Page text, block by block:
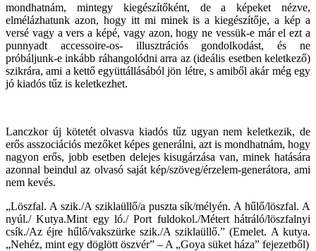
mondhatnám, mintegy kiegészítőként, de a képeket nézve,
elmélázhatunk azon, hogy itt mi minek is a kiegészítője, a kép a
versé vagy a vers a képé, vagy azon, hogy ne vessük-e már el ezt a
punnyadt accessoire-os- illusztrációs gondolkodást, és ne
próbáljunk-e inkább ráhangolódni arra az (ideális esetben keletkező)
szikrára, ami a kettő együttállásából jön létre, s amiből akár még egy
jó kiadós tűz is keletkezhet.
Lanczkor új kötetét olvasva kiadós tűz ugyan nem keletkezik, de
erős asszociációs mezőket képes generálni, azt is mondhatnám, hogy
nagyon erős, jobb esetben delejes kisugárzása van, minek hatására
azonnal beindul az olvasó saját kép/szöveg/érzelem-generátora, ami
nem kevés.
„Löszfal. A szik./A sziklaüllő/a puszta sík/mélyén. A hűlő/löszfal. A
nyúl./ Kutya.Mint egy ló./ Port fuldokol./Métert hátráló/löszfalnyi
csík./Az éjre hűlő/vakszürke szik./A sziklaüllő.” (Emelet. A kutya.
„Nehéz, mint egy döglött öszvér” – A „Goya süket háza” fejezetből)